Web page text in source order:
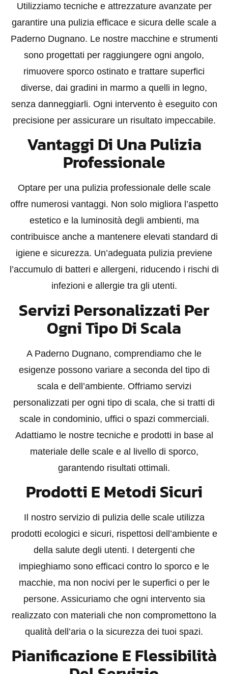
Utilizziamo tecniche e attrezzature avanzate per
garantire una pulizia efficace e sicura delle scale a
Paderno Dugnano. Le nostre macchine e strumenti
sono progettati per raggiungere ogni angolo,
rimuovere sporco ostinato e trattare superfici
diverse, dai gradini in marmo a quelli in legno,
senza danneggiarli. Ogni intervento è eseguito con
precisione per assicurare un risultato impeccabile.
Vantaggi Di Una Pulizia
Professionale
Optare per una pulizia professionale delle scale
offre numerosi vantaggi. Non solo migliora l’aspetto
estetico e la luminosità degli ambienti, ma
contribuisce anche a mantenere elevati standard di
igiene e sicurezza. Un’adeguata pulizia previene
l’accumulo di batteri e allergeni, riducendo i rischi di
infezioni e allergie tra gli utenti.
Servizi Personalizzati Per
Ogni Tipo Di Scala
A Paderno Dugnano, comprendiamo che le
esigenze possono variare a seconda del tipo di
scala e dell’ambiente. Offriamo servizi
personalizzati per ogni tipo di scala, che si tratti di
scale in condominio, uffici o spazi commerciali.
Adattiamo le nostre tecniche e prodotti in base al
materiale delle scale e al livello di sporco,
garantendo risultati ottimali.
Prodotti E Metodi Sicuri
Il nostro servizio di pulizia delle scale utilizza
prodotti ecologici e sicuri, rispettosi dell’ambiente e
della salute degli utenti. I detergenti che
impieghiamo sono efficaci contro lo sporco e le
macchie, ma non nocivi per le superfici o per le
persone. Assicuriamo che ogni intervento sia
realizzato con materiali che non compromettono la
qualità dell’aria o la sicurezza dei tuoi spazi.
Pianificazione E Flessibilità